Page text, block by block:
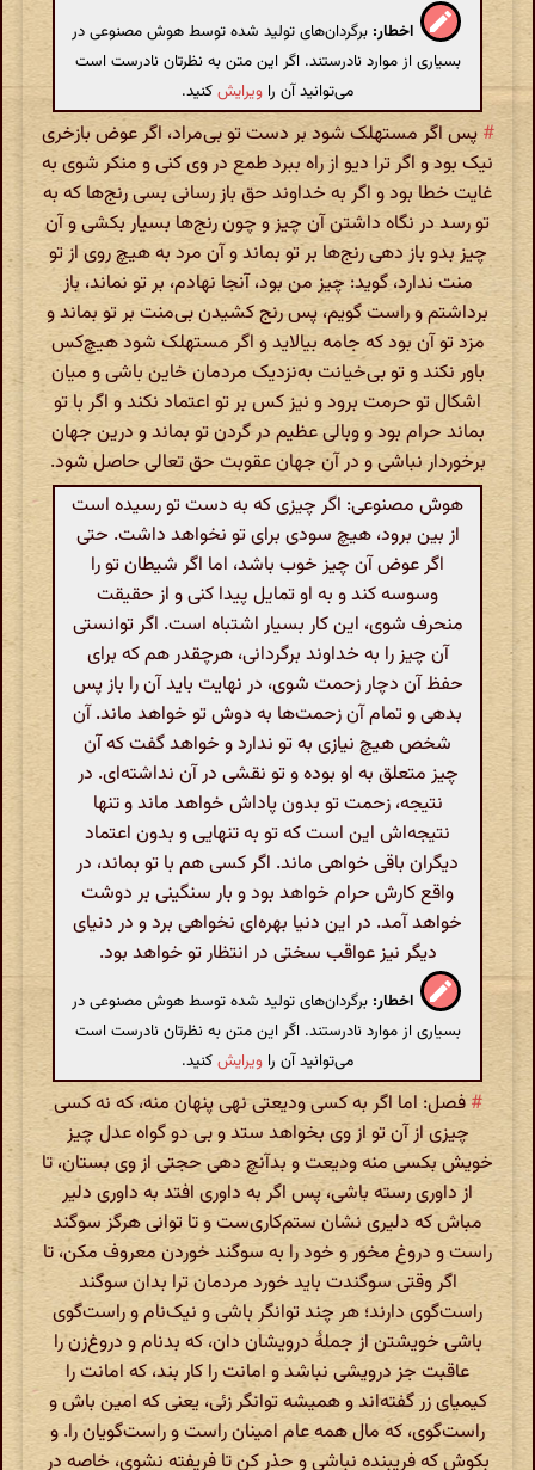
اخطار: برگردان‌های تولید شده توسط هوش مصنوعی در
بسیاری از موارد نادرستند. اگر این متن به نظرتان نادرست است
می‌توانید آن را ویرایشکنید.
# پس اگر مستهلک شود بر دست تو بی‌مراد، اگر عوض باز‌خری
نیک بود و اگر ترا دیو از راه ببرد طمع در وی کنی و منکر شوی به
غایت خطا بود و اگر به خداوند حق باز رسانی بسی رنج‌ها که به
تو رسد در نگاه داشتن آن چیز و چون رنج‌ها بسیار بکشی و آن
چیز بدو باز دهی رنج‌ها بر تو بماند و آن مرد به هیچ روی از تو
منت ندارد، گوید: چیز من بود، آنجا نهادم، بر تو نماند، باز
برداشتم و راست گویم، پس رنج کشیدن بی‌منت بر تو بماند و
مزد تو آن بود که جامه بیالاید و اگر مستهلک شود هیچ‌کس
باور نکند و تو بی‌خیانت به‌نزدیک مردمان خاین باشی و میان
اشکال تو حرمت برود و نیز کس بر تو اعتماد نکند و اگر با تو
بماند حرام بود و وبالی عظیم در گردن تو بماند و درین جهان
برخوردار نباشی و در آن جهان عقوبت حق تعالی حاصل شود.
هوش مصنوعی: اگر چیزی که به دست تو رسیده است
از بین برود، هیچ سودی برای تو نخواهد داشت. حتی
اگر عوض آن چیز خوب باشد، اما اگر شیطان تو را
وسوسه کند و به او تمایل پیدا کنی و از حقیقت
منحرف شوی، این کار بسیار اشتباه است. اگر توانستی
آن چیز را به خداوند برگردانی، هرچقدر هم که برای
حفظ آن دچار زحمت شوی، در نهایت باید آن را باز پس
بدهی و تمام آن زحمت‌ها به دوش تو خواهد ماند. آن
شخص هیچ نیازی به تو ندارد و خواهد گفت که آن
چیز متعلق به او بوده و تو نقشی در آن نداشته‌ای. در
نتیجه، زحمت تو بدون پاداش خواهد ماند و تنها
نتیجه‌اش این است که تو به تنهایی و بدون اعتماد
دیگران باقی خواهی ماند. اگر کسی هم با تو بماند، در
واقع کارش حرام خواهد بود و بار سنگینی بر دوشت
خواهد آمد. در این دنیا بهره‌ای نخواهی برد و در دنیای
دیگر نیز عواقب سختی در انتظار تو خواهد بود.
اخطار: برگردان‌های تولید شده توسط هوش مصنوعی در
بسیاری از موارد نادرستند. اگر این متن به نظرتان نادرست است
می‌توانید آن را ویرایشکنید.
# فصل: اما اگر به کسی ودیعتی نهی پنهان منه، که نه کسی
چیزی از آن تو از وی بخواهد ستد و بی دو گواه عدل چیز
خویش بکسی منه ودیعت و بدآنچ دهی حجتی از وی بستان، تا
از داوری رسته باشی، پس اگر به داور‌ی افتد به داوری دلیر
مباش که دلیری نشان ستم‌کاری‌ست و تا توانی هرگز سوگند
راست و دروغ مخور و خود را به سوگند خوردن معروف مکن، تا
اگر وقتی سوگندت باید خورد مردمان ترا بدان سوگند
راست‌گوی دارند؛ هر چند توانگر باشی و نیک‌نام و راست‌گوی
باشی خویشتن از جملهٔ درویشان دان، که بدنام و دروغ‌زن را
عاقبت جز درویشی نباشد و امانت را کار بند، که امانت را
کیمیا‌ی زر گفته‌اند و همیشه توانگر زئی، یعنی که امین باش و
راست‌گوی، که مال همه عام امینان راست و راست‌گویان را‌. و
بکوش که فریبنده نباشی و حذر کن تا فریفته نشوی، خاصه در